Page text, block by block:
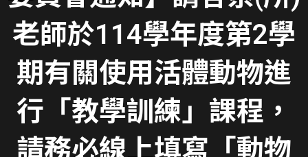
老師於114學年度第2學
期有關使用活體動物進
行「教學訓練」課程，
請務必線上填寫「動物